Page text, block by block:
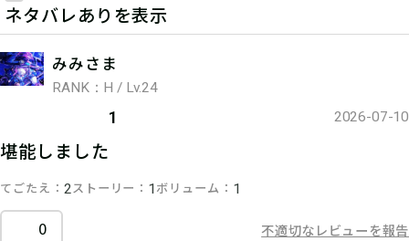
ネタバレありを表示
みみさま
RANK：H / Lv.24
1 2026-07-10
堪能しました
てごたえ 2ストーリー 1 ボリューム 1
0 不適切なレビューを報告